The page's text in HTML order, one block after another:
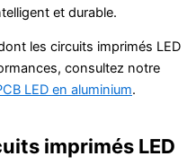
et durable.
les circuits imprimés LED
consultez notre
LED en aluminium.
imprimés LED